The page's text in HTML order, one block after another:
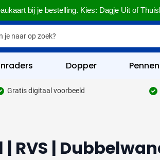
bij je bestelling. Kies: Dagje Uit of
& Kantoor categorie
categorie
Dopper Pennen
Gratis digitaal voorbeeld
RVS |